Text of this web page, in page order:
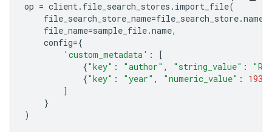
op = client. file_search_stores . import_file(
file_search_store_name=file_search_store.name
file_name=sample_file.name,
config={
'custom_metadata' :
[
{"key" : "author" , "string_value" :
{"key" : "year" , "numeric_value" : 1934
]
}
)